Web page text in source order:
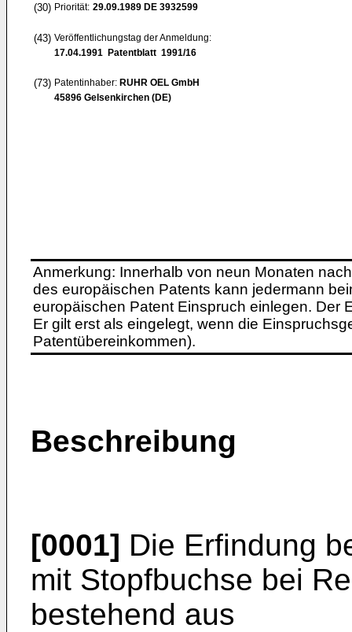
(30) Priorität: 29.09.1989 DE 3932599
(43) Veröffentlichungstag der Anmeldung:
17.04.1991 Patentblatt 1991/16
(73) Patentinhaber: RUHR OEL GmbH
45896 Gelsenkirchen (DE)
Anmerkung: Innerhalb von neun Monaten
des europäischen Patents kann jedermann
europäischen Patent Einspruch einlegen. Der
Er gilt erst als eingelegt, wenn die
Patentübereinkommen).
Beschreibung
[0001] Die Erfindung
mit Stopfbuchse bei
bestehend aus